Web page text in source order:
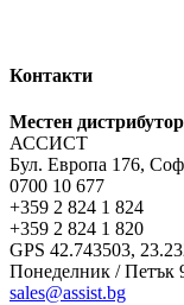
Контакти
Местен
АССИСТ
Бул. Европа 176,
0700 10 677
+359 2 824 1 824
+359 2 824 1 820
GPS 42.743503,
Понеделник / Петък
sales@assist.bg